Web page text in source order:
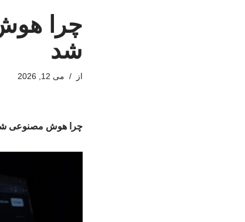
چرا
شد
از می 12, 2026
چرا هوش مصنوعی